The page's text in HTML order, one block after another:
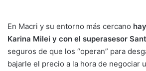
En Macri y su entorno más cercano
Karina Milei y con el superasesor
seguros de que los “operan” para
bajarle el precio a la hora de negociar